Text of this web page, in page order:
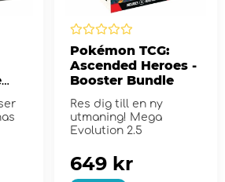
Pokémon TCG:
Ascended Heroes -
Booster Bundle
Res dig till en ny
utmaning! Mega
Evolution 2.5
649 kr